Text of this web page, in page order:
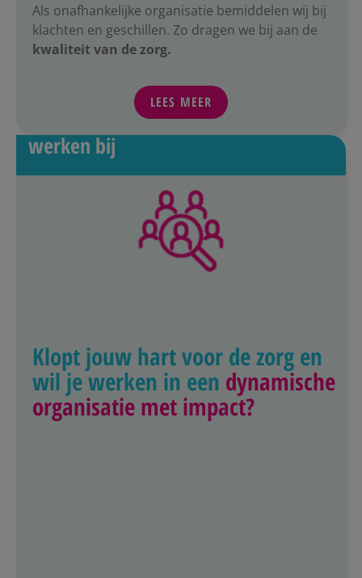
Als onafhankelijke organisatie bemiddelen wij bij
klachten en geschillen. Zo dragen we bij aan de
kwaliteit van de zorg.
LEES MEER
werken bij
Klopt jouw hart voor de zorg en
wil je werken in een dynamische
organisatie met impact?